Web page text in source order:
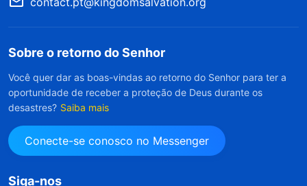
Sobre o retorno do Senhor
Você quer dar as boas-vindas ao retorno do Senhor para ter a
oportunidade de receber a proteção de Deus durante os
desastres? Saiba mais
Conecte-se conosco no Messenger
Siga-nos